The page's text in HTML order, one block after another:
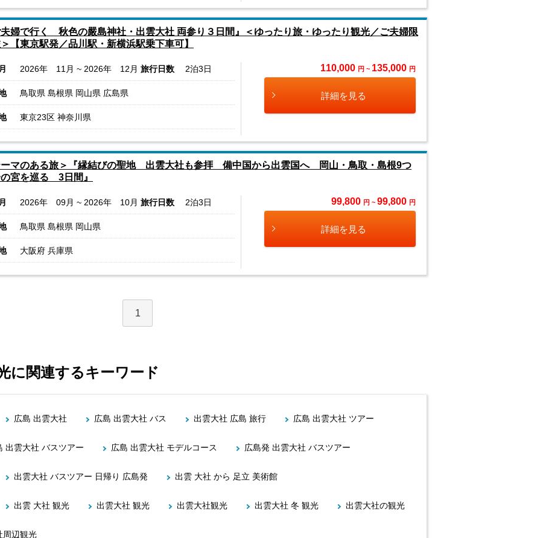
夫婦で行く 秋色の嚴島神社・出雲大社 両参り３日間』＜ゆったり旅・ゆったり観光／ご夫婦限
【東京駅発／品川駅・新横浜駅乗下車可】
2026年 11月 ~ 2026年 12月 旅行日数 2泊3日
鳥取県 島根県 岡山県 広島県
東京23区 神奈川県
110,000 円 ~ 135,000 円
詳細を見る
ーマのある旅＞『縁結びの聖地 出雲大社も参拝 備中国から出雲国へ 岡山・鳥取・島根9つ
宮を巡る 3日間』
2026年 09月 ~ 2026年 10月 旅行日数 2泊3日
鳥取県 島根県 岡山県
大阪府 兵庫県
99,800 円 ~ 99,800 円
詳細を見る
1
に関連するキーワード
広島 出雲大社 広島 出雲大社 バス 出雲大社 広島 旅行 広島 出雲大社 ツアー
出雲大社 バスツアー 広島 出雲大社 モデルコース 広島発 出雲大社 バスツアー
出雲大社 バスツアー 日帰り 広島発 出雲 大社 から 足立 美術館
出雲 大社 観光 出雲大社 観光 出雲大社観光 出雲大社 冬 観光 出雲大社の観光
周辺観光